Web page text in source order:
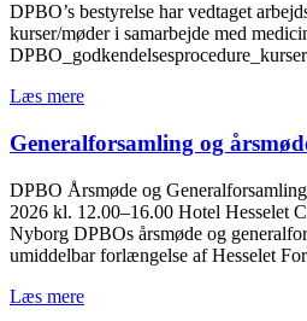
DPBO’s bestyrelse har vedtaget
kurser/møder i samarbejde med
DPBO_godkendelsesprocedure_kurser
Læs mere
Generalforsamling og
DPBO Årsmøde og
2026 kl. 12.00–16.00 Hotel Hesselet
Nyborg DPBOs årsmøde og
umiddelbar forlængelse af Hesselet
Læs mere